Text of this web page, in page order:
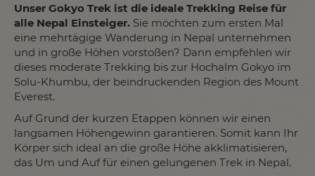
Unser Gokyo Trek ist die ideale Trekking Reise für
alle Nepal Einsteiger. Sie möchten zum ersten Mal
eine mehrtägige Wanderung in Nepal unternehmen
und in große Höhen vorstoßen? Dann empfehlen wir
dieses moderate Trekking bis zur Hochalm Gokyo im
Solu-Khumbu, der beindruckenden Region des Mount
Everest.
Auf Grund der kurzen Etappen können wir einen
langsamen Höhengewinn garantieren. Somit kann Ihr
Körper sich ideal an die große Höhe akklimatisieren,
das Um und Auf für einen gelungenen Trek in Nepal.